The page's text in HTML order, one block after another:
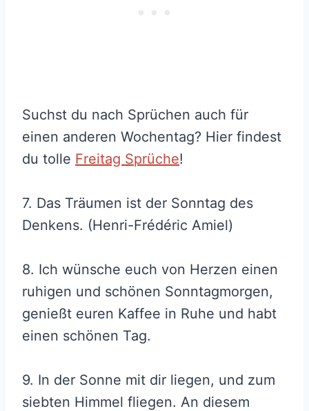
Suchst du nach Sprüchen auch für
einen anderen Wochentag? Hier findest
du tolle Freitag Sprüche!
7. Das Träumen ist der Sonntag des
Denkens. (Henri-Frédéric Amiel)
8. Ich wünsche euch von Herzen einen
ruhigen und schönen Sonntagmorgen,
genießt euren Kaffee in Ruhe und habt
einen schönen Tag.
9. In der Sonne mit dir liegen, und zum
siebten Himmel fliegen. An diesem